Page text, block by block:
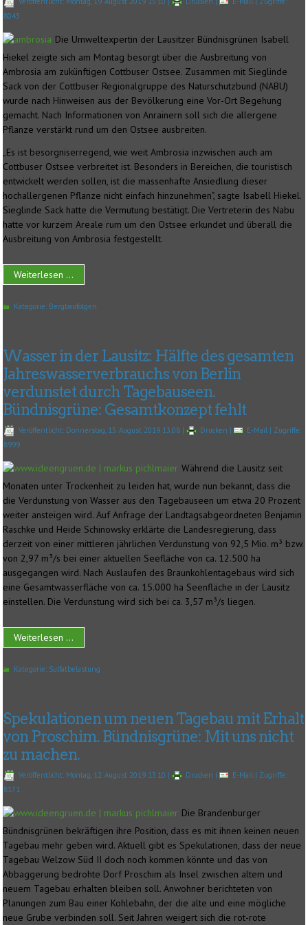
8043
Die Umweltexpertin der Lausitzer Bündnisgrünen Isabell
Hiekel zeigte sich am Montag besorgt über die Ausbreitung von
Ambrosia am zukünftigen Cottbuser Ostsee. Zusammen mit Sieglinde
Sack von der Cottbuser Regionalgruppe des Naturschutzbund (NABU)
wurde nach Hinweisen aus der Bevölkerung eine Vor-Ort Begehung
gemacht. Nach Informationen von Anrainern soll sich die allergene
Pflanze verstärkt rund um den Ostsee ausbreiten.
„Es ist besorgniserregend, wie weit Ambrosia inzwischen auch am
Cottbuser Ostsee verbreitet ist. Besonders in Bereichen, die touristisch
entwickelt werden sollen, ist die massenhafte Ansiedlung dieser
hochallergenen Pflanze nicht einfach hinzunehmen", sagte Isabell Hiekel.
Sieglinde Sack hatte die Vermutung bestätigt. Die Vertreterin des Nabu
hatte vor kurzem Areale rum um den Ostsee erkundet und überall die
Ausbreitung von Ambrosia festgestellt.
Weiterlesen ...
Kategorie: Bergbaufolgen
Wasser in der Lausitz: Hälfte des gesamten
Jahreswasserverbrauchs von Berlin
verdunstet durch Tagebauseen.
Bündnisgrüne: Gesamtkonzept fehlt
Veröffentlicht: Donnerstag, 15. August 2019 13:08 | Drucken | E-Mail | Zugriffe:
8999
Während die Lausitz seit
Monaten unter Trockenheit zu leiden hat, wurde nun bekannt, dass die
die Verdunstung von Wasser aus den Tagebauseen um etwa 20 Prozent
weiter ansteigen wird. Auf Anfrage der Landtagsabgeordneten Benjamin
Raschke und Heide Schinowsky erklärte die Landesregierung, dass
derzeit von einer mittleren jährlichen Verdunstung von 92,5 Mio. m³ bzw.
von 2,97 m³/s bei einer aktuellen Seefläche von ca. 12.500 ha
ausgegangen wird. Nach Auslaufen des Braunkohlentagebaus wird sich
eine Gesamtwasserfläche von ca. 15.000 ha Seenfläche in der Lausitz
einstellen. Die Verdunstung wird sich bei ca. 3,57 m³/s liegen.
Weiterlesen ...
Kategorie: Sulfatbelastung
Spekulationen um neuen Tagebau mit Erhalt
von Proschim. Bündnisgrüne: Mit uns nicht
zu machen.
Veröffentlicht: Montag, 12. August 2019 13:10 | Drucken | E-Mail | Zugriffe:
8171
Die Brandenburger
Bündnisgrünen bekräftigen ihre Position, dass es mit ihnen keinen neuen
Tagebau mehr geben wird. Aktuell gibt es Spekulationen, dass der neue
Tagebau Welzow Süd II doch noch kommen könnte und das von
Abbaggerung bedrohte Dorf Proschim als Insel zwischen altem und
neuem Tagebau erhalten bleiben soll. Anwohner berichteten von
Planungen zum Bau einer Kohlebahn, der die alte und eine mögliche
neue Grube verbinden soll. Seit Jahren weigert sich die rot-rote